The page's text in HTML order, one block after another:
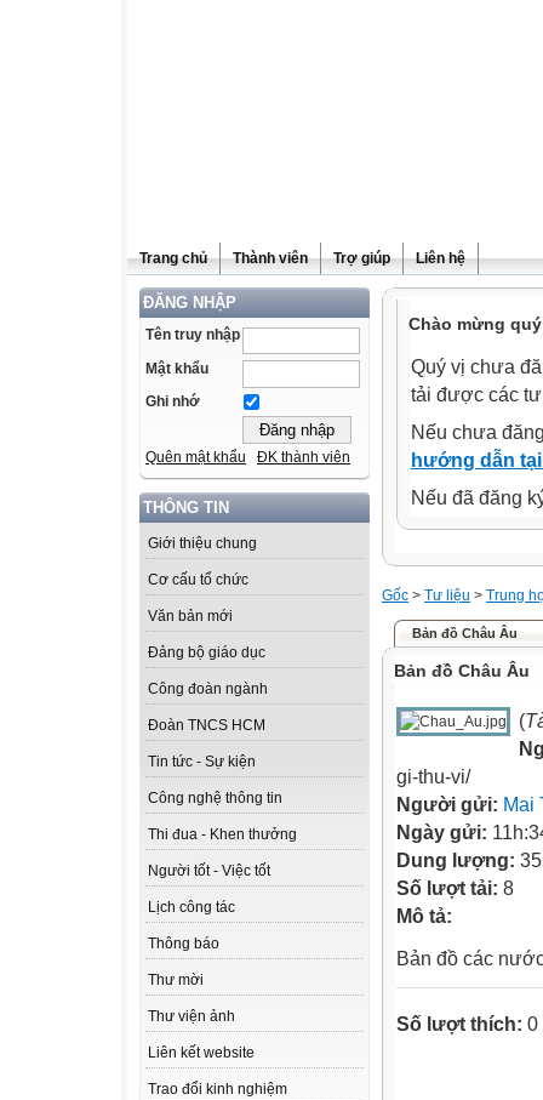
Trang chủ Thành viên Trợ giúp Liên hệ
ĐĂNG NHẬP
Tên truy nhập
Mật khẩu
Ghi nhớ
Quên mật khẩu ĐK thành viên
THÔNG TIN
Giới thiệu chung
Cơ cấu tổ chức
Văn bản mới
Đảng bộ giáo dục
Công đoàn ngành
Đoàn TNCS HCM
Tin tức - Sự kiện
Công nghệ thông tin
Thi đua - Khen thưởng
Người tốt - Việc tốt
Lịch công tác
Thông báo
Thư mời
Thư viện ảnh
Liên kết website
Trao đổi kinh nghiệm
Chào mừng
Quý vị chưa
tải được các
Nếu chưa
hướng dẫn
Nếu đã đăng
Gốc > Tư liệu > Trung
Bản đồ Châu Âu
Bản đồ Châu Âu
(
gi-thu-vi/
Người gửi: Mai
Ngày gửi:
Dung lượng:
Số lượt tải: 8
Mô tả:
Bản đồ các
Số lượt thích: 0